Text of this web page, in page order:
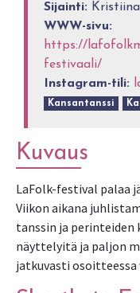
Sijainti:
WWW-sivu:
https://
festivaali/
Instagram-tili:
Kansantanssi
Kuvaus
LaFolk-festival palaa
Viikon aikana
tanssin ja perinteiden
näyttelyitä ja paljon
jatkuvasti